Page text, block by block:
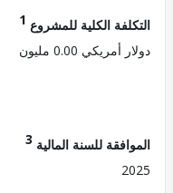
الكلية للمشروع1
0.00 مليون
للسنة المالية3